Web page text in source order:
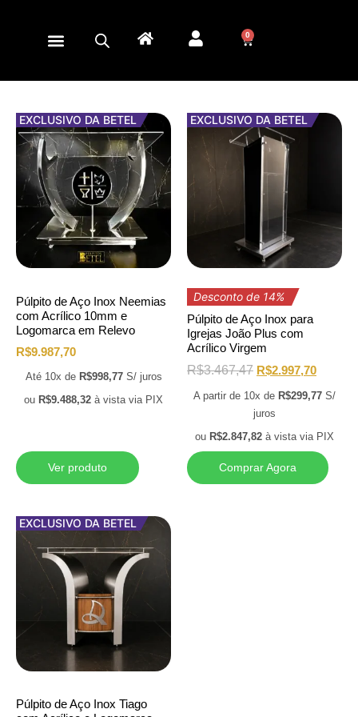
0
EXCLUSIVO DA BETEL
Púlpito de Aço Inox Neemias
com Acrílico 10mm e
Logomarca em Relevo
R$9.987,70
Até 10x de R$998,77 S/ juros
ou R$9.488,32 à vista via PIX
Ver produto
EXCLUSIVO DA BETEL
Desconto de 14%
Púlpito de Aço Inox para
Igrejas João Plus com
Acrílico Virgem
R$3.467,47 R$2.997,70
A partir de 10x de R$299,77 S/
juros
ou R$2.847,82 à vista via PIX
Comprar Agora
EXCLUSIVO DA BETEL
Púlpito de Aço Inox Tiago